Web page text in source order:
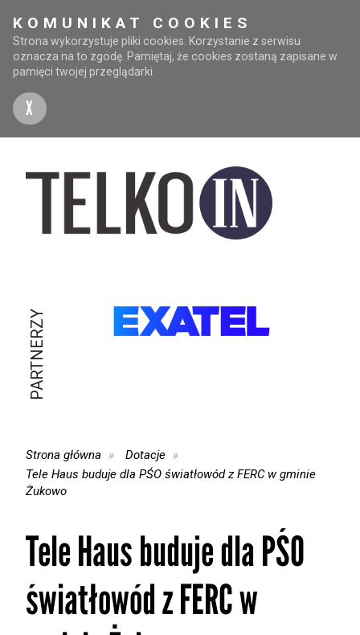
KOMUNIKAT COOKIES
Strona wykorzystuje pliki cookies. Korzystanie z serwisu
oznacza na to zgodę. Pamiętaj, że cookies zostaną zapisane w
pamięci twojej przeglądarki.
X
PARTNERZY
Strona główna
Dotacje
Tele Haus buduje dla PŚO światłowód z FERC w gminie
Żukowo
Tele Haus buduje dla PŚO
światłowód z FERC w